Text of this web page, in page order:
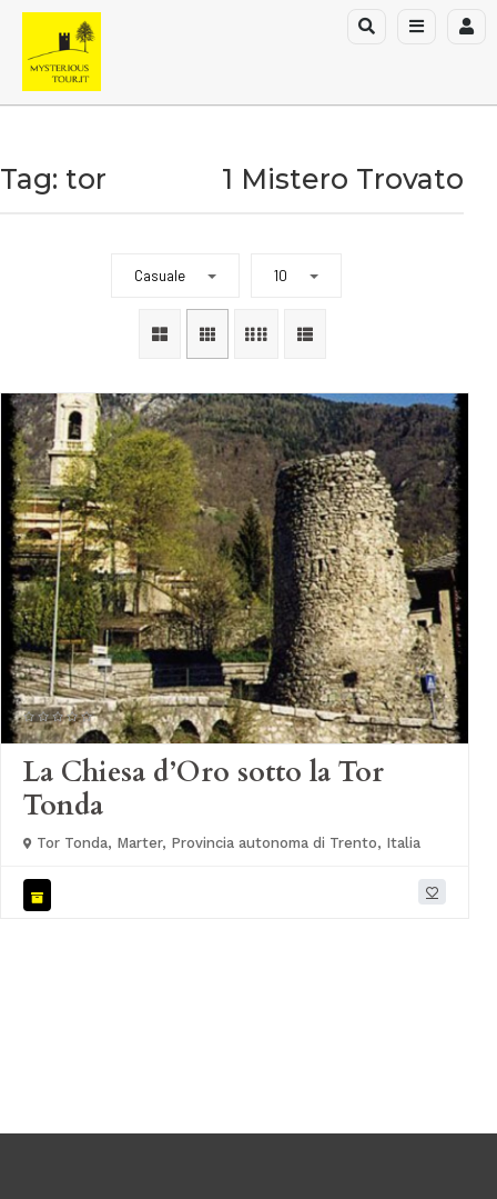
Tag: tor 1 Mistero Trovato
Casuale 10
La Chiesa d’Oro sotto la Tor
Tonda
Tor Tonda, Marter, Provincia autonoma di Trento, Italia